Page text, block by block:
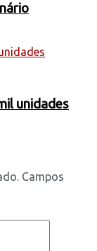
unidades
Campos